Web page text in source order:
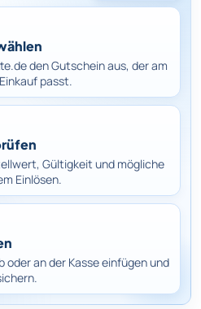
den Gutschein aus, der am
passt.
Gültigkeit und mögliche
Einlösen.
oder an der Kasse einfügen und